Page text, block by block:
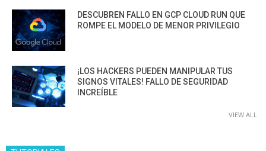
DESCUBREN FALLO EN GCP CLOUD RUN QUE
ROMPE EL MODELO DE MENOR PRIVILEGIO
¡LOS HACKERS PUEDEN MANIPULAR TUS
SIGNOS VITALES! FALLO DE SEGURIDAD
INCREÍBLE
VIEW ALL